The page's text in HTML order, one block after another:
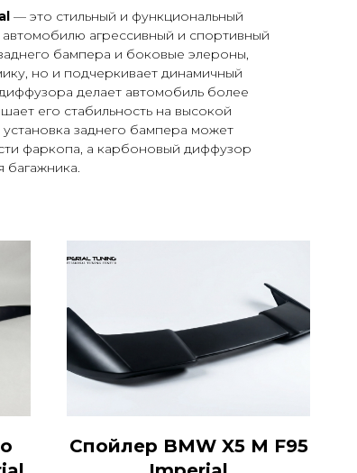
— это стильный и функциональный
агрессивный и спортивный
бампера и боковые элероны,
но и подчеркивает динамичный
делает автомобиль более
его стабильность на высокой
заднего бампера может
фаркопа, а карбоновый диффузор
багажника.
Спойлер BMW X5 M F95